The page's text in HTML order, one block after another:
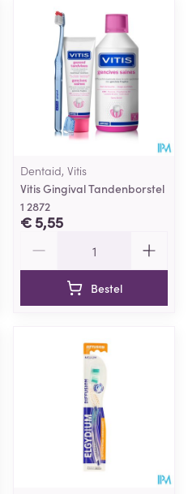
Dentaid, Vitis
Vitis Gingival Tandenborstel
1 2872
€ 5,55
Bestel